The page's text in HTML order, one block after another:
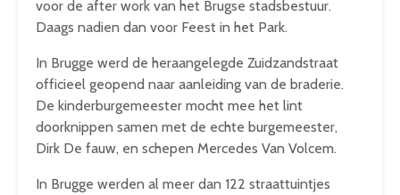
voor de after work van het Brugse stadsbestuur.
Daags nadien dan voor Feest in het Park.
In Brugge werd de heraangelegde Zuidzandstraat
officieel geopend naar aanleiding van de braderie.
De kinderburgemeester mocht mee het lint
doorknippen samen met de echte burgemeester,
Dirk De fauw, en schepen Mercedes Van Volcem.
In Brugge werden al meer dan 122 straattuintjes